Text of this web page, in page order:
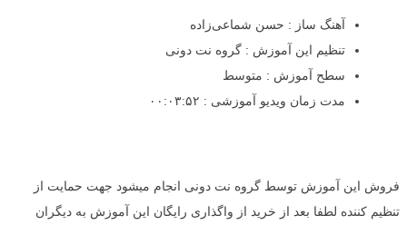
آهنگ ساز : حسن شماعی‌زاده
تنظیم این آموزش : گروه نت دونی
سطح آموزش : متوسط
مدت زمان ویدیو آموزشی : ۰۰:۰۳:۵۲
فروش این آموزش توسط گروه نت دونی انجام میشود جهت حمایت از
تنظیم کننده لطفا بعد از خرید از واگذاری رایگان این آموزش به دیگران